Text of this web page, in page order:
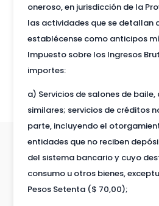
oneroso, en jurisdicción de la
las actividades que se detallan
establécense como anticipos
Impuesto sobre los Ingresos
importes:
a) Servicios de salones de
similares; servicios de créditos
parte, incluyendo el
entidades que no reciben
del sistema bancario y cuyo
consumo u otros bienes,
Pesos Setenta ($ 70,00);